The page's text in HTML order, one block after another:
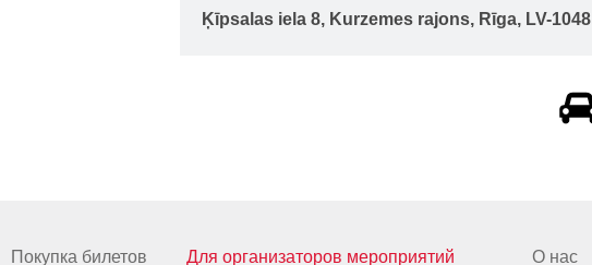
Ķīpsalas iela 8, Kurzemes rajons, Rīga, LV-1048
Покупка билетов Для организаторов мероприятий О нас